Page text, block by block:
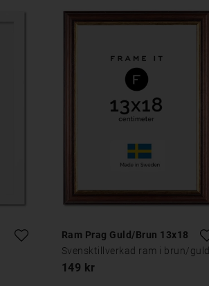
Ram Prag Guld/Brun 13x18
Svensktillverkad ram i brun/guld
149 kr